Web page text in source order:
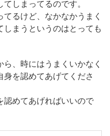
しまってるのです。
るけど、なかなかうまく
しまうというのはとっても
、時にはうまくいかなく
身を認めてあげてくださ
認めてあげればいいので